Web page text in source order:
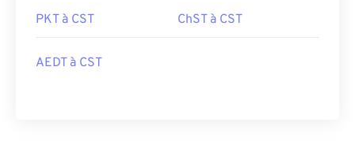
PKT à CST ChST à CST
AEDT à CST